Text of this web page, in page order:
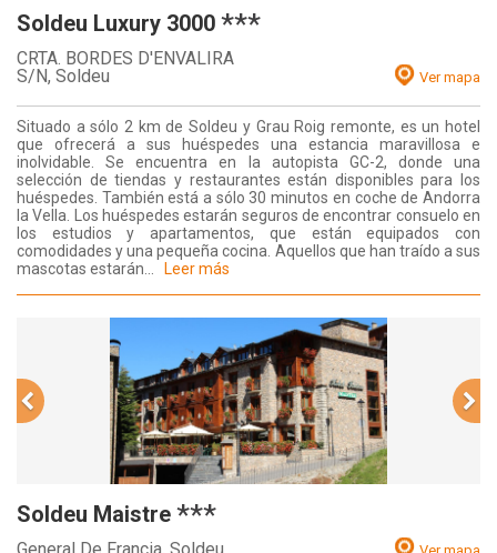
Soldeu Luxury 3000 ***
CRTA. BORDES D'ENVALIRA
S/N, Soldeu Ver mapa
Situado a sólo 2 km de Soldeu y Grau Roig remonte, es un hotel
que ofrecerá a sus huéspedes una estancia maravillosa e
inolvidable. Se encuentra en la autopista GC-2, donde una
selección de tiendas y restaurantes están disponibles para los
huéspedes. También está a sólo 30 minutos en coche de Andorra
la Vella. Los huéspedes estarán seguros de encontrar consuelo en
los estudios y apartamentos, que están equipados con
comodidades y una pequeña cocina. Aquellos que han traído a sus
mascotas estarán...
Leer más
Soldeu Maistre ***